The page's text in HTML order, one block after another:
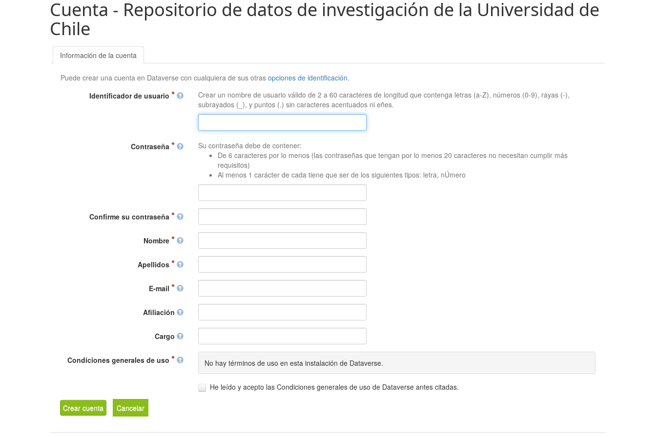
Cuenta - Repositorio de datos de investigación de la Universidad de
Chile
Información de la cuenta
Puede crear una cuenta en Dataverse con cualquiera de sus otrasopciones de identificación.
Identificador de usuario
Crear un nombre de usuario válido de 2 a 60 caracteres de longitud que contenga letras (a-Z), números (0-9), rayas (-),
subrayados (_), y puntos (.) sin caracteres acentuados ni eñes.
Contraseña
Su contraseña debe de contener:
De 6 caracteres por lo menos (las contraseñas que tengan por lo menos 20 caracteres no necesitan cumplir más
requisitos)
Al menos 1 carácter de cada tiene que ser de los siguientes tipos: letra, nÚmero
Confirme su contraseña
Nombre
Apellidos
E-mail
Afiliación
Cargo
Condiciones generales de uso No hay términos de uso en esta instalación de Dataverse.
He leído y acepto las Condiciones generales de uso de Dataverse antes citadas.
Crear cuenta Cancelar